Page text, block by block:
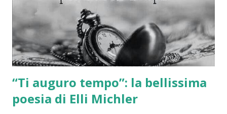
“Ti auguro tempo”: la bellissima
poesia di Elli Michler